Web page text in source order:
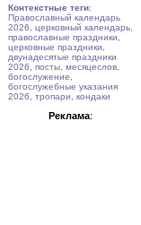
Контекстные теги:
Православный календарь
2026, церковный календарь,
православные праздники,
церковные праздники,
двунадесятые праздники
2026, посты, месяцеслов,
богослужение,
богослужебные указания
2026, тропари, кондаки
Реклама: